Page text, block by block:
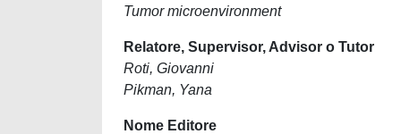
Tumor microenvironment
Relatore, Supervisor, Advisor o Tutor
Roti, Giovanni
Pikman, Yana
Nome Editore